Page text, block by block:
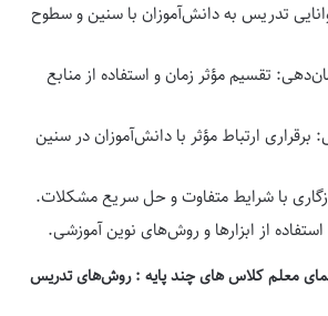
تدریس به دانش‌آموزان با سنین و سطوح
تقسیم مؤثر زمان و استفاده از منابع
برقراری ارتباط مؤثر با دانش‌آموزان در سنین
با شرایط متفاوت و حل سریع مشکلات.
استفاده از ابزارها و روش‌های نوین آموزشی.
کتاب راهنمای معلم کلاس های چند پایه : روش‌های تدریس